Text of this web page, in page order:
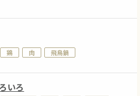
鶏 肉 飛鳥鍋
いろ